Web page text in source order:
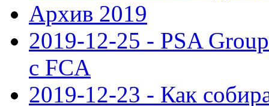
Архив 2019
2019-12-25 - PSA
с FCA
2019-12-23 - Как